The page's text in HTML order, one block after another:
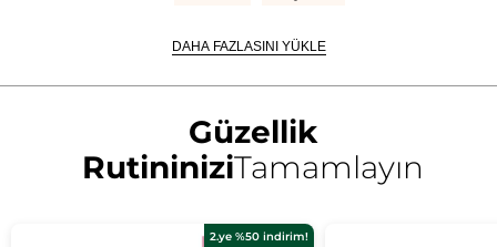
DAHA FAZLASINI YÜKLE
Güzellik
RutininiziTamamlayın
2.ye %50 indirim!